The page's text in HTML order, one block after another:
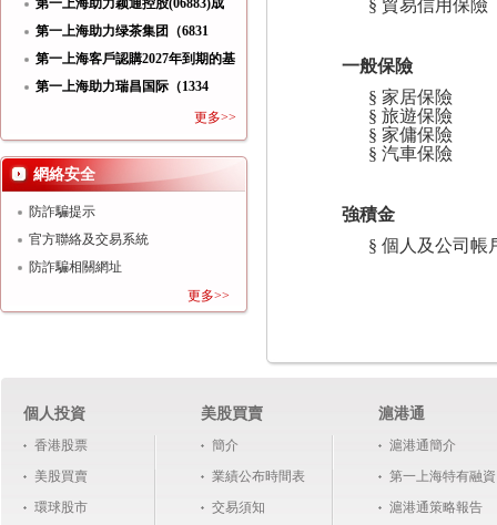
第一上海助力颖通控股(06883)成
功
第一上海助力绿茶集团（6831
HK）
第一上海客戶認購2027年到期的基
第一上海助力瑞昌国际（1334
更多>>
網絡安全
防詐騙提示
官方聯絡及交易系統
防詐騙相關網址
更多>>
§ 貿易信用保險
一般保險
§ 家居保險
§ 旅遊保險
§ 家傭保險
§ 汽車保險
強積金
§ 個人及公司帳
個人投資
香港股票
美股買賣
環球股市
美股買賣
簡介
業績公布時間表
交易須知
滬港通
滬港通簡介
第一上海特有融資
滬港通策略報告